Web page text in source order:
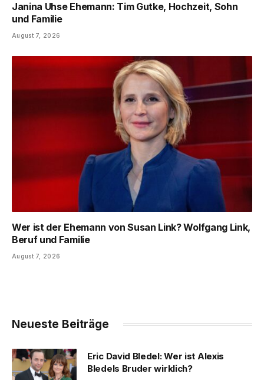
Janina Uhse Ehemann: Tim Gutke, Hochzeit, Sohn
und Familie
August 7, 2026
Wer ist der Ehemann von Susan Link? Wolfgang Link,
Beruf und Familie
August 7, 2026
Neueste Beiträge
Eric David Bledel: Wer ist Alexis
Bledels Bruder wirklich?